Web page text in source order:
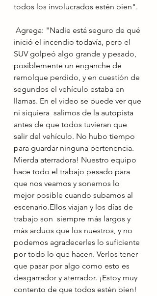
todos los involucrados estén bien".
inició el incendio todavía, pero el
SUV golpeó algo grande y pesado,
posiblemente un enganche de
remolque perdido, y en cuestión de
segundos el vehículo estaba en
llamas. En el video se puede ver que
ni siquiera  salimos de la autopista
antes de que todos tuvieran que
salir del vehículo. No hubo tiempo
para guardar ninguna pertenencia.
Mierda aterradora! Nuestro equipo
hace todo el trabajo pesado para
que nos veamos y sonemos lo
mejor posible cuando subamos al
escenario.Ellos viajan y los días de
trabajo son  siempre más largos y
más arduos que los nuestros, y no
podemos agradecerles lo suficiente
por todo lo que hacen. Verlos tener
que pasar por algo como esto es
desgarrador y aterrador. ¡Estoy muy
contento de que todos estén bien!